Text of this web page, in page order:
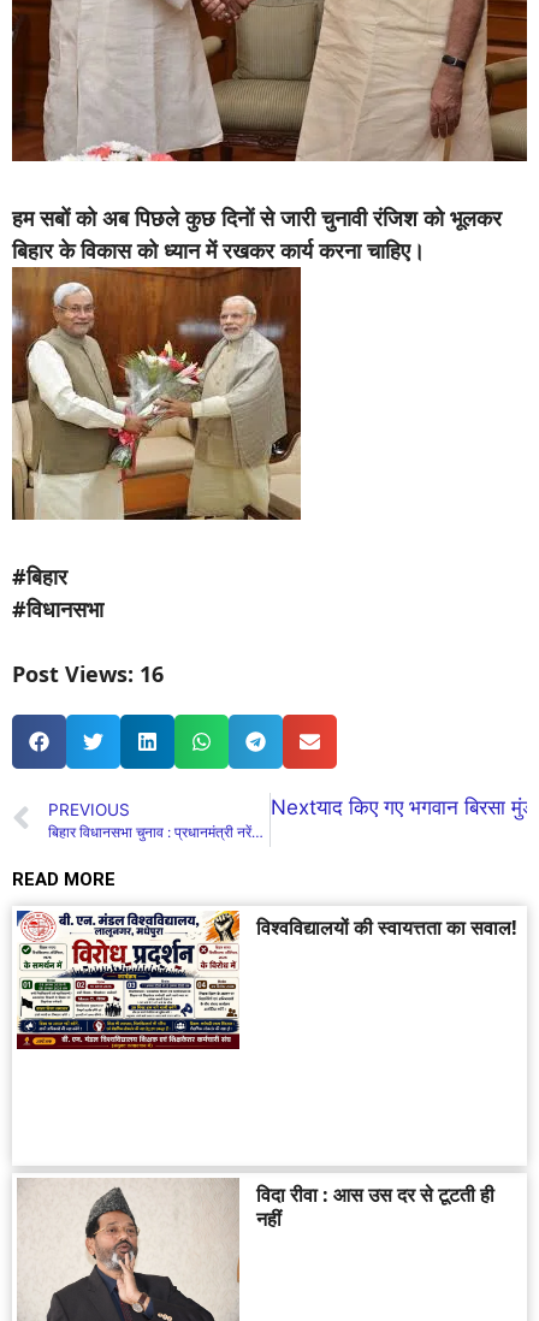
हम सबों को अब पिछले कुछ दिनों से जारी चुनावी रंजिश को भूलकर
बिहार के विकास को ध्यान में रखकर कार्य करना चाहिए।
#बिहार
#विधानसभा
Post Views: 16
PREVIOUS
बिहार विधानसभा चुनाव : प्रधानमंत्री नरेंद्र मोदी ने मुख्यमंत्री नीतीश कुमार को दी बधाई…
Nextयाद किए गए भगवान बिरसा
READ MORE
विश्वविद्यालयों की स्वायत्तता का सवाल!
विदा रीवा : आस उस दर से टूटती ही
नहीं